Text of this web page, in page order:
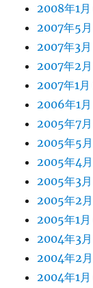
2008年1月
2007年5月
2007年3月
2007年2月
2007年1月
2006年1月
2005年7月
2005年5月
2005年4月
2005年3月
2005年2月
2005年1月
2004年3月
2004年2月
2004年1月